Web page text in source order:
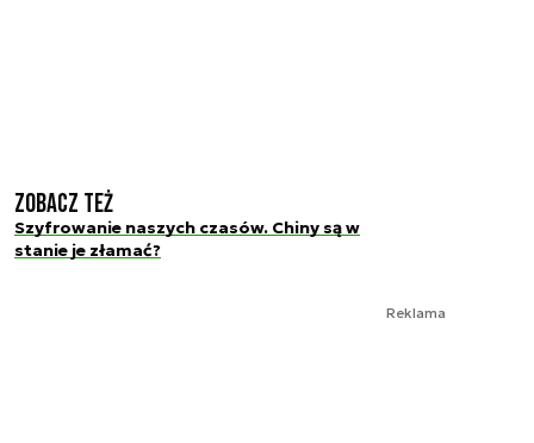
Zobacz też
Szyfrowanie naszych czasów. Chiny są w
stanie je złamać?
Reklama